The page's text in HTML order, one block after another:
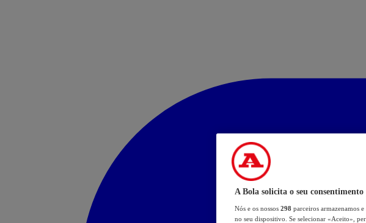
A Bola solicita o seu
Nós e os nossos 298 parceiros armazenamos
no seu dispositivo. Se selecionar «Aceito»,